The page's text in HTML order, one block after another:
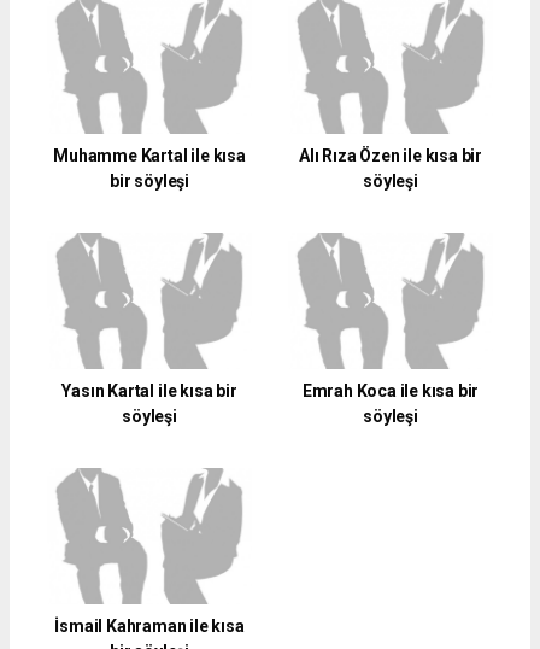
Muhamme Kartal ile kısa
bir söyleşi
Alı Rıza Özen ile kısa bir
söyleşi
Yasın Kartal ile kısa bir
söyleşi
Emrah Koca ile kısa bir
söyleşi
İsmail Kahraman ile kısa